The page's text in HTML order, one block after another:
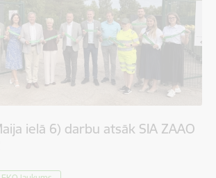
ielā 6) darbu atsāk SIA ZAAO